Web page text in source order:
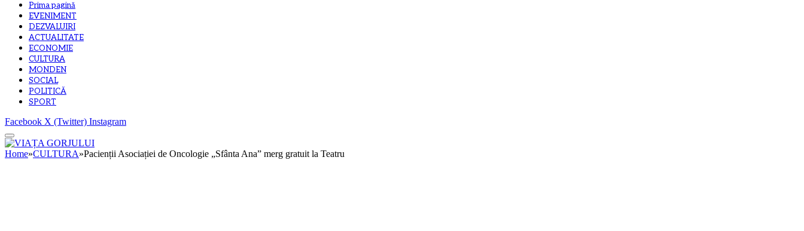
Prima pagină
EVENIMENT
DEZVALUIRI
ACTUALITATE
ECONOMIE
CULTURA
MONDEN
SOCIAL
POLITICĂ
SPORT
Facebook X (Twitter) Instagram
Home»CULTURA»Pacienții Asociației de Oncologie „Sfânta Ana” merg gratuit la Teatru